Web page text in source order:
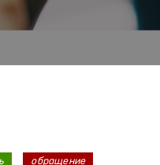
обращение